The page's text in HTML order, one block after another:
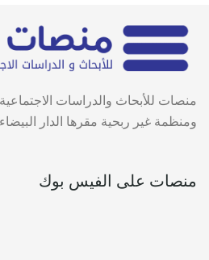
منصات للأبحاث والدراسات
ومنظمة غير ربحية مقرها الدار
منصات على الفيس بوك